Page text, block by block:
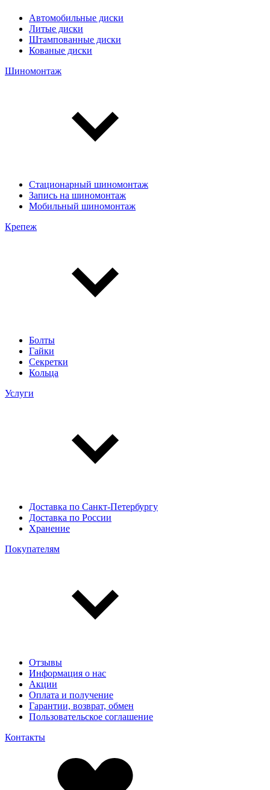
Автомобильные диски
Литые диски
Штампованные диски
Кованые диски
Шиномонтаж
Стационарный шиномонтаж
Запись на шиномонтаж
Мобильный шиномонтаж
Крепеж
Болты
Гайки
Секретки
Кольца
Услуги
Доставка по Санкт-Петербургу
Доставка по России
Хранение
Покупателям
Отзывы
Информация о нас
Акции
Оплата и получение
Гарантии, возврат, обмен
Пользовательское соглашение
Контакты